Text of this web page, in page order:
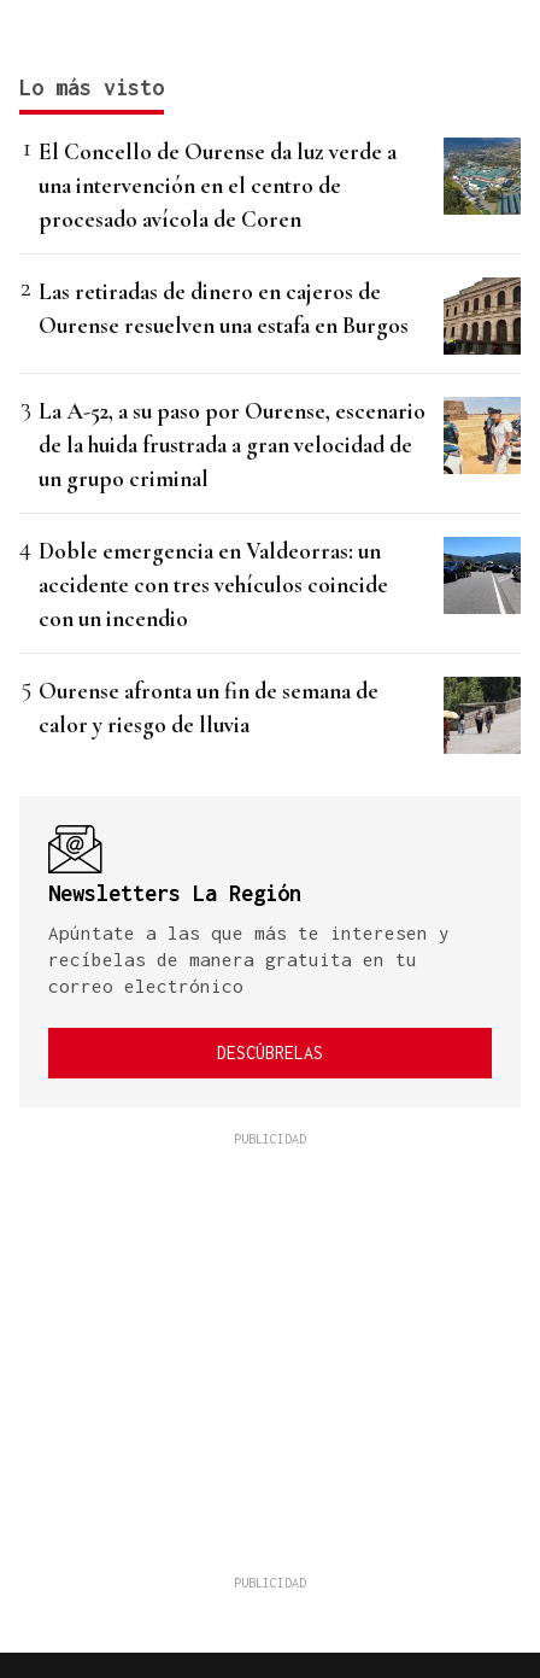
Lo más visto
El Concello de Ourense da luz verde a
una intervención en el centro de
procesado avícola de Coren
Las retiradas de dinero en cajeros de
Ourense resuelven una estafa en Burgos
La A-52, a su paso por Ourense, escenario
de la huida frustrada a gran velocidad de
un grupo criminal
Doble emergencia en Valdeorras: un
accidente con tres vehículos coincide
con un incendio
Ourense afronta un fin de semana de
calor y riesgo de lluvia
Newsletters La Región
Apúntate a las que más te interesen y
recíbelas de manera gratuita en tu
correo electrónico
DESCÚBRELAS